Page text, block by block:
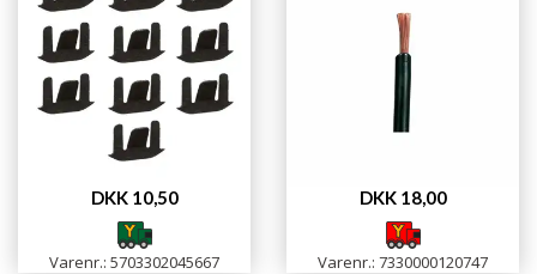
DKK 10,50
Varenr.: 5703302045667
DKK 18,00
Varenr.: 7330000120747